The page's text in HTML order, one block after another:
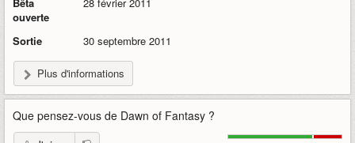
ouverte
Sortie 30 septembre 2011
Plus d'informations
Que pensez-vous de Dawn of Fantasy ?